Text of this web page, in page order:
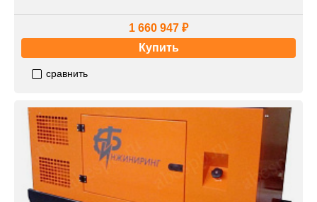
1 660 947 ₽
Купить
сравнить